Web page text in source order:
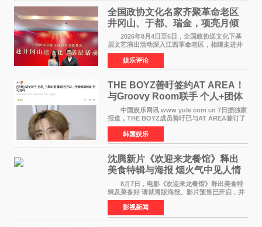
全国政协文化名家齐聚革命老区
井冈山、于都、瑞金，项亮月倾
情献唱《桃花谣》致敬红色沃土
2026年8月4日至6日，全国政协送文化下基
层文艺演出活动深入江西革命老区，相继走进井
冈山、于都长征出发地、瑞金三地。由全国政协
文化文史和学习委员会副主任、甘肃省政协原主
席欧阳坚率团，一
娱乐评论
THE BOYZ善旴签约AT AREA！
与Groovy Room联手 个人+团体
活动并行
中国娱乐网讯 www yule com cn 7日据独家
报道，THE BOYZ成员善旴已与AT AREA签订了
专属合约。AT AREA是由知名制作人组合
Groovy Room创立的hip-hop厂牌，旗下拥有多
位实力派音乐人，在韩
韩国娱乐
沈腾新片《欢迎来龙餐馆》释出
美食特辑与海报 烟火气中见人情
温暖
8月7日，电影《欢迎来龙餐馆》释出美食特
辑及菜备好 请就胃版海报。影片预售已开启，并
将于8月8日至10日14:00-21:00举行全国超前点
映。电影《欢迎来龙餐馆》作为战争美食喜剧大
片，讲述了中国
影视新闻